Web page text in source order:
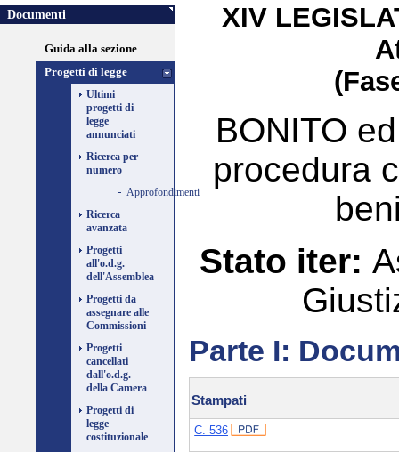
Documenti
Guida alla sezione
Progetti di legge
Ultimi
progetti di
legge
annunciati
Ricerca per
numero
Approfondimenti
Ricerca
avanzata
Progetti
all'o.d.g.
dell'Assemblea
Progetti da
assegnare alle
Commissioni
Progetti
cancellati
dall'o.d.g.
della Camera
Progetti di
legge
costituzionale
XIV
BONITO
procedura
Stato iter:
Parte I:
Stampati
C. 536